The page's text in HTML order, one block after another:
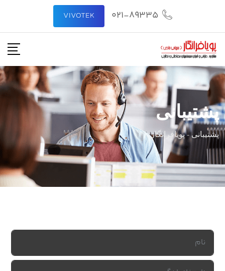
021-89335
VIVOTEK
پشتیبانی
پشتیبانی-پویافرانگار